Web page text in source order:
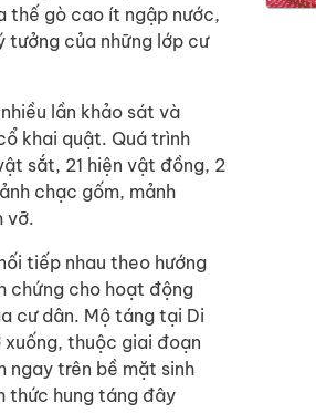
thế gò cao ít ngập nước,
tưởng của những lớp cư
lần khảo sát và
khai quật. Quá trình
sắt, 21 hiện vật đồng, 2
chạc gốm, mảnh
vỡ.
tiếp nhau theo hướng
chứng cho hoạt động
cư dân. Mộ táng tại Di
thuộc giai đoạn
ngay trên bề mặt sinh
thức hung táng đây